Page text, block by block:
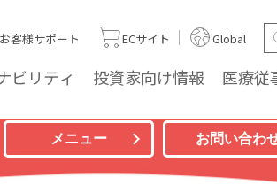
ビリティ 投資家向け情報 医療従
お客様サポート ECサイト Global
メニュー お問い合わ